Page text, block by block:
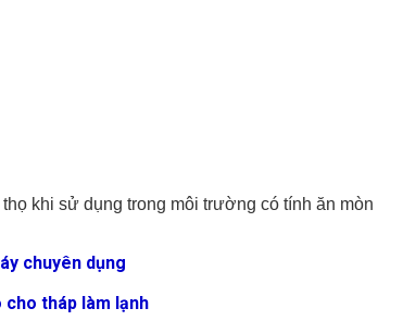
khi sử dụng trong môi trường có tính ăn mòn
chuyên dụng
tháp làm lạnh